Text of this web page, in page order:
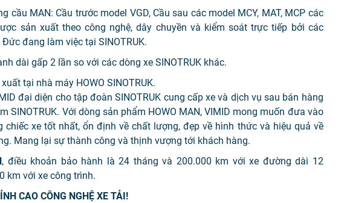
cầu MAN: Cầu trước model VGD, Cầu sau các model MCY, MAT, MCP các
sản xuất theo công nghệ, dây chuyền và kiểm soát trực tiếp bởi các
đang làm việc tại SINOTRUK.
dài gấp 2 lần so với các dòng xe SINOTRUK khác.
tại nhà máy HOWO SINOTRUK.
đại diện cho tập đoàn SINOTRUK cung cấp xe và dịch vụ sau bán hàng
SINOTRUK. Với dòng sản phẩm HOWO MAN, VIMID mong muốn đưa vào
chiếc xe tốt nhất, ổn định về chất lượng, đẹp về hình thức và hiệu quả về
Mang lại sự thành công và thịnh vượng tới khách hàng.
, điều khoản bảo hành là 24 tháng và 200.000 km với xe đường dài 12
km với xe công trình.
CAO CÔNG NGHỆ XE TẢI!